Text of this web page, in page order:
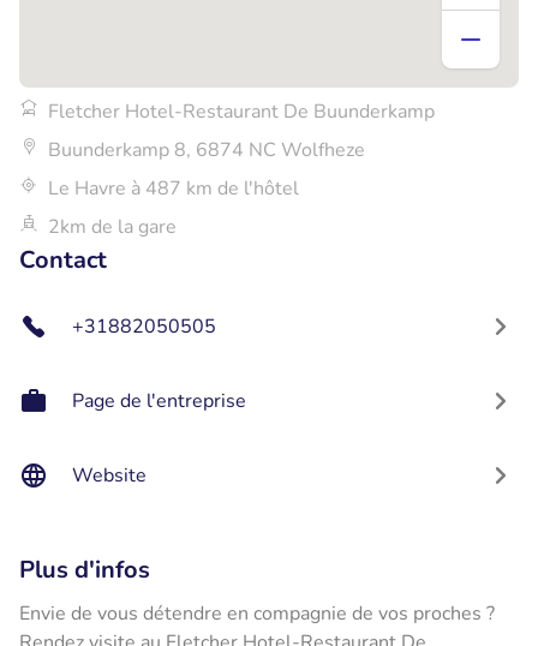
Fletcher Hotel-Restaurant De Buunderkamp
Buunderkamp 8, 6874 NC Wolfheze
Le Havre à 487 km de l'hôtel
2km de la gare
Contact
+31882050505
Page de l'entreprise
Website
Plus d'infos
Envie de vous détendre en compagnie de vos proches ?